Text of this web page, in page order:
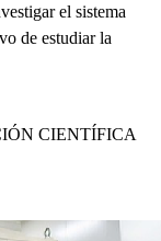
el sistema
de estudiar la
CIENTÍFICA